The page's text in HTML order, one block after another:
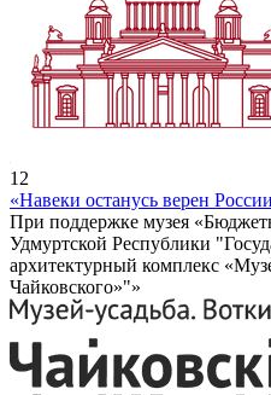
12
«Навеки останусь верен
При поддержке музея
Удмуртской Республики
архитектурный комплекс
Чайковского»"»